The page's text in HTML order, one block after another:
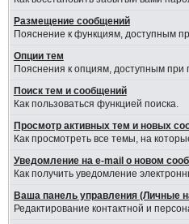
Размещение сообщений
Пояснение к функциям, доступным
Опции тем
Пояснения к опциям, доступным при
Поиск тем и сообщений
Как пользоваться функцией поиска.
Просмотр активных тем и новых
Как просмотреть все темы, на
Уведомление на е-mail о новом
Как получить уведомление
Ваша панель управления (Личные
Редактирование контактной и